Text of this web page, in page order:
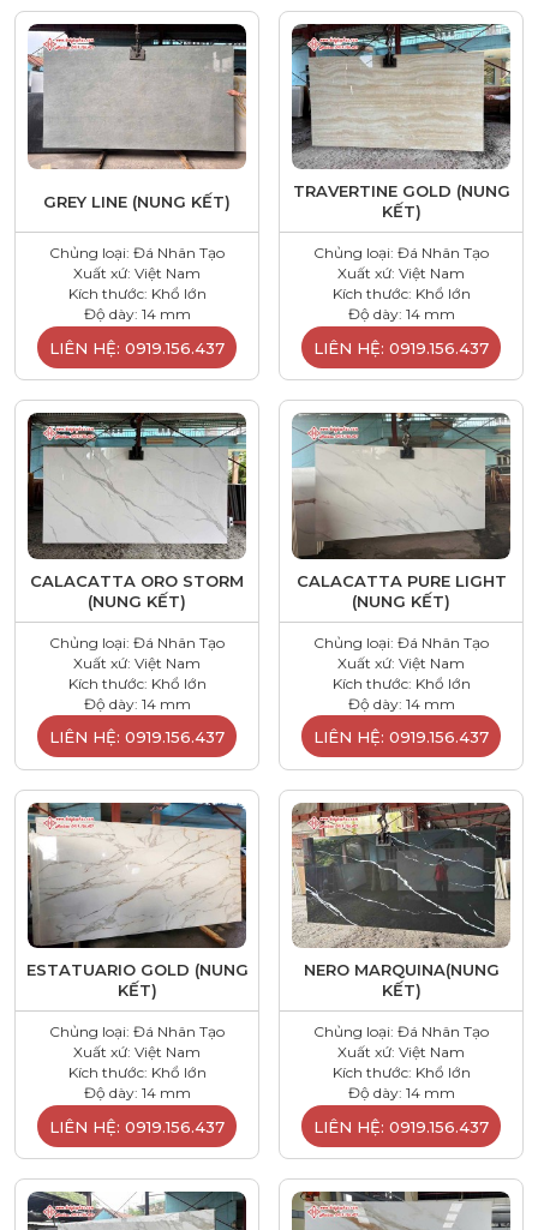
GREY LINE (NUNG KẾT)
Chủng loại: Đá Nhân Tạo
Xuất xứ: Việt Nam
Kích thước: Khổ lớn
Độ dày: 14 mm
LIÊN HỆ: 0919.156.437
TRAVERTINE GOLD (NUNG
KẾT)
Chủng loại: Đá Nhân Tạo
Xuất xứ: Việt Nam
Kích thước: Khổ lớn
Độ dày: 14 mm
LIÊN HỆ: 0919.156.437
CALACATTA ORO STORM
(NUNG KẾT)
Chủng loại: Đá Nhân Tạo
Xuất xứ: Việt Nam
Kích thước: Khổ lớn
Độ dày: 14 mm
LIÊN HỆ: 0919.156.437
CALACATTA PURE LIGHT
(NUNG KẾT)
Chủng loại: Đá Nhân Tạo
Xuất xứ: Việt Nam
Kích thước: Khổ lớn
Độ dày: 14 mm
LIÊN HỆ: 0919.156.437
ESTATUARIO GOLD (NUNG
KẾT)
Chủng loại: Đá Nhân Tạo
Xuất xứ: Việt Nam
Kích thước: Khổ lớn
Độ dày: 14 mm
LIÊN HỆ: 0919.156.437
NERO MARQUINA(NUNG
KẾT)
Chủng loại: Đá Nhân Tạo
Xuất xứ: Việt Nam
Kích thước: Khổ lớn
Độ dày: 14 mm
LIÊN HỆ: 0919.156.437